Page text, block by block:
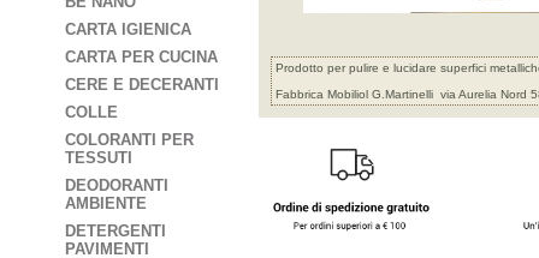
CARTA IGIENICA
CARTA PER CUCINA
CERE E DECERANTI
COLLE
COLORANTI PER
TESSUTI
DEODORANTI
AMBIENTE
DETERGENTI
PAVIMENTI
Prodotto per pulire e lucidare superfici
Fabbrica Mobiliol G.Martinelli via Aurelia